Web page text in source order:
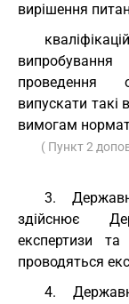
вирішення
проведення
випускати такі
вимогам
( Пункт 2
3.
здійснює
експертизи
проводяться
4.